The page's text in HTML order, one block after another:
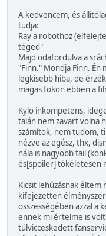
A kedvencem, és
tudja:
Ray a robothoz
téged"
Majd odafordulva a
"Finn." Mondja Finn. Én
legkisebb hiba, de
magas fokon ebben a
Kylo inkompetens,
talán nem zavart volna
számítok, nem tudom,
nézve az egész, thx,
nála is nagyobb fail
és[spoiler] tökéletesen
Kicsit lehúzásnak
kifejezetten
összességében azzal a
ennek mi értelme is
túlvicceskedett